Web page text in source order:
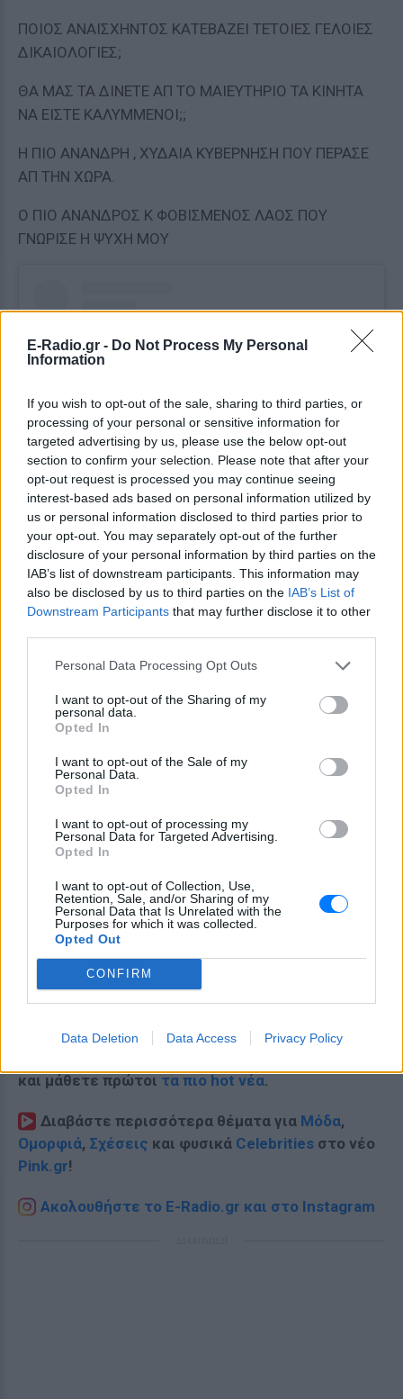
E-Radio.gr - Do Not Process My Personal
Information
If you wish to opt-out of the sale, sharing to third parties, or
processing of your personal or sensitive information for
targeted advertising by us, please use the below opt-out
section to confirm your selection. Please note that after your
opt-out request is processed you may continue seeing
interest-based ads based on personal information utilized by
us or personal information disclosed to third parties prior to
your opt-out. You may separately opt-out of the further
disclosure of your personal information by third parties on the
IAB’s list of downstream participants. This information may
also be disclosed by us to third parties on the IAB’s List of
Downstream Participants that may further disclose it to other
Personal Data Processing Opt Outs
I want to opt-out of the Sharing of my
personal data.
Opted In
I want to opt-out of the Sale of my
Personal Data.
Opted In
I want to opt-out of processing my
Personal Data for Targeted Advertising.
Opted In
I want to opt-out of Collection, Use,
Retention, Sale, and/or Sharing of my
Personal Data that Is Unrelated with the
Purposes for which it was collected.
Opted Out
CONFIRM
Data Deletion Data Access Privacy Policy
ΠΟΙΟΣ ΑΝΑΙΣΧΗΝΤΟΣ ΚΑΤΕΒΑΖΕΙ ΤΕΤΟΙΕΣ ΓΕΛΟΙΕΣ
ΔΙΚΑΙΟΛΟΓΙΕΣ;
ΘΑ ΜΑΣ ΤΑ ΔΙΝΕΤΕ ΑΠ ΤΟ ΜΑΙΕΥΤΗΡΙΟ ΤΑ ΚΙΝΗΤΑ
ΝΑ ΕΙΣΤΕ ΚΑΛΥΜΜΕΝΟΙ;;
Η ΠΙΟ ΑΝΑΝΔΡΗ , ΧΥΔΑΙΑ ΚΥΒΕΡΝΗΣΗ ΠΟΥ ΠΕΡΑΣΕ
ΑΠ ΤΗΝ ΧΩΡΑ.
Ο ΠΙΟ ΑΝΑΝΔΡΟΣ Κ ΦΟΒΙΣΜΕΝΟΣ ΛΑΟΣ ΠΟΥ
ΓΝΩΡΙΣΕ Η ΨΥΧΗ ΜΟΥ
Δείτε αυτή τη δημοσίευση στο Instagram.
[ΠΗΓΗ]
και μάθετε πρώτοι τα πιο hot νέα.
Διαβάστε περισσότερα θέματα για Μόδα,
Ομορφιά, Σχέσεις και φυσικά Celebrities στο νέο
Pink.gr!
Ακολουθήστε το E-Radio.gr και στο Instagram